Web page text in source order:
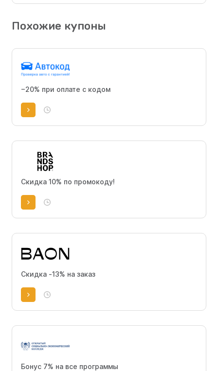
Похожие купоны
−20% при оплате с кодом
Скидка 10% по промокоду!
Скидка -13% на заказ
Бонус 7% на все программы